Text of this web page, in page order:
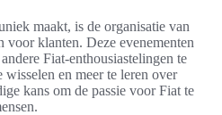
maakt, is de organisatie van
voor klanten. Deze evenementen
Fiat-enthousiastelingen te
en meer te leren over
kans om de passie voor Fiat te